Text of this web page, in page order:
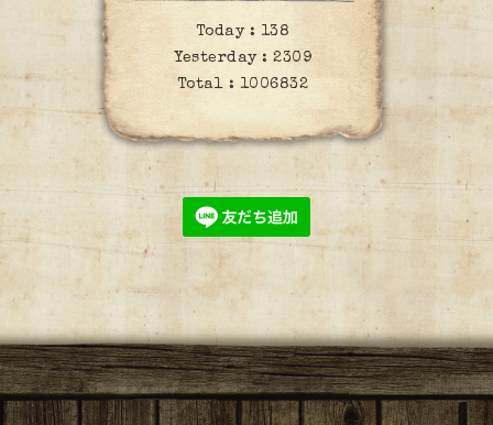
Today : 138
Yesterday : 2309
Total : 1006832